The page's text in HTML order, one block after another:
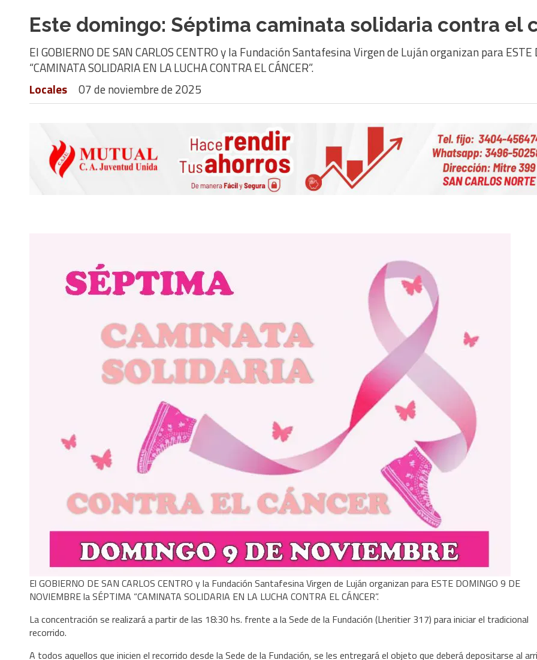
Este domingo: Séptima caminata solidaria contra el
El GOBIERNO DE SAN CARLOS CENTRO y la Fundación Santafesina Virgen de Luján organizan para
“CAMINATA SOLIDARIA EN LA LUCHA CONTRA EL CÁNCER”.
Locales
07 de noviembre de 2025
El GOBIERNO DE SAN CARLOS CENTRO y la Fundación Santafesina Virgen de Luján organizan para ESTE DOMINGO 9 DE
NOVIEMBRE la SÉPTIMA “CAMINATA SOLIDARIA EN LA LUCHA CONTRA EL CÁNCER”.
La concentración se realizará a partir de las 18:30 hs. frente a la Sede de la Fundación (Lheritier 317) para iniciar el tradicional
recorrido.
A todos aquellos que inicien el recorrido desde la Sede de la Fundación, se les entregará el objeto que deberá depositarse al